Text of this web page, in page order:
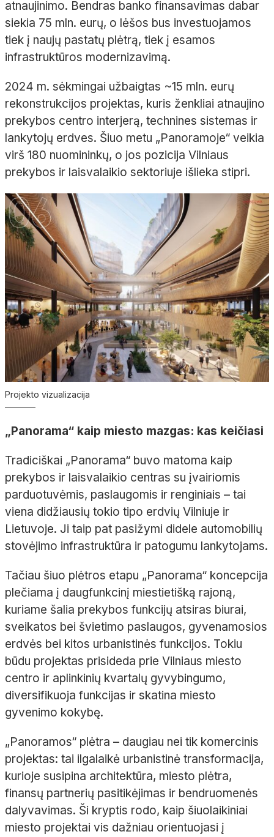
atnaujinimo. Bendras banko finansavimas dabar
siekia 75 mln. eurų, o lėšos bus investuojamos
tiek į naujų pastatų plėtrą, tiek į esamos
infrastruktūros modernizavimą.
2024 m. sėkmingai užbaigtas ~15 mln. eurų
rekonstrukcijos projektas, kuris ženkliai atnaujino
prekybos centro interjerą, technines sistemas ir
lankytojų erdves. Šiuo metu „Panoramoje“ veikia
virš 180 nuomininkų, o jos pozicija Vilniaus
prekybos ir laisvalaikio sektoriuje išlieka stipri.
Projekto vizualizacija
„Panorama“ kaip miesto mazgas: kas keičiasi
Tradiciškai „Panorama“ buvo matoma kaip
prekybos ir laisvalaikio centras su įvairiomis
parduotuvėmis, paslaugomis ir renginiais – tai
viena didžiausių tokio tipo erdvių Vilniuje ir
Lietuvoje. Ji taip pat pasižymi didele automobilių
stovėjimo infrastruktūra ir patogumu lankytojams.
Tačiau šiuo plėtros etapu „Panorama“ koncepcija
plečiama į daugfunkcinį miestietišką rajoną,
kuriame šalia prekybos funkcijų atsiras biurai,
sveikatos bei švietimo paslaugos, gyvenamosios
erdvės bei kitos urbanistinės funkcijos. Tokiu
būdu projektas prisideda prie Vilniaus miesto
centro ir aplinkinių kvartalų gyvybingumo,
diversifikuoja funkcijas ir skatina miesto
gyvenimo kokybę.
„Panoramos“ plėtra – daugiau nei tik komercinis
projektas: tai ilgalaikė urbanistinė transformacija,
kurioje susipina architektūra, miesto plėtra,
finansų partnerių pasitikėjimas ir bendruomenės
dalyvavimas. Ši kryptis rodo, kaip šiuolaikiniai
miesto projektai vis dažniau orientuojasi į